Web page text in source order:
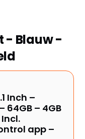
- Blauw -
Inch –
– 4GB
app –